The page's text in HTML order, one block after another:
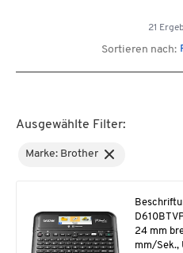
21
Sortieren nach:
Ausgewählte Filter:
Marke: Brother
24 mm
mm/Sek.,